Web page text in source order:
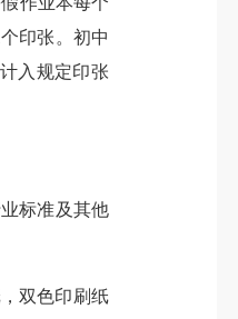
印张。初中
入规定印张
标准及其他
双色印刷纸